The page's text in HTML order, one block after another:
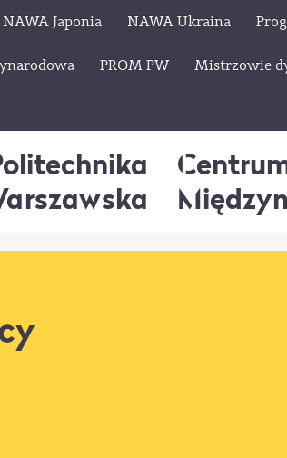
NAWA Japonia NAWA Ukraina
PROM PW Mistrzowie